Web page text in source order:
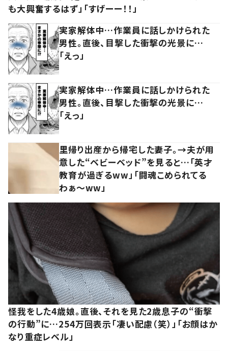
も大興奮するはず」「すげーー！！」
実家解体中…作業員に話しかけられた
男性。直後、目撃した衝撃の光景に…
「えっ」
実家解体中…作業員に話しかけられた
男性。直後、目撃した衝撃の光景に…
「えっ」
里帰り出産から帰宅した妻子。→夫が用
意した“ベビーベッド”を見ると…「英才
教育が過ぎるww」「闘魂こめられてる
わぁ～ww」
怪我をした4歳娘。直後、それを見た2歳息子の“衝撃
の行動”に…254万回表示「凄い配慮（笑）」「お顔はか
なり重症レベル」